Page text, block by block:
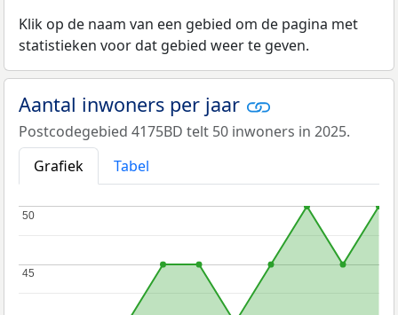
Klik op de naam van een gebied om de pagina met
statistieken voor dat gebied weer te geven.
Aantal inwoners per jaar
Postcodegebied 4175BD telt 50 inwoners in 2025.
Grafiek
Tabel
45
45
50
50